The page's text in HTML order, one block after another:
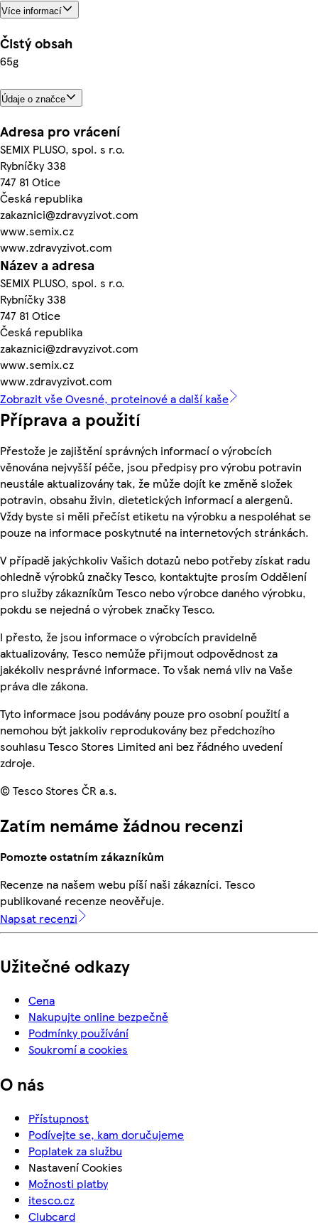
Více informací
Čistý obsah
65g
Údaje o značce
Adresa pro vrácení
SEMIX PLUSO, spol. s r.o.
Rybníčky 338
747 81 Otice
Česká republika
zakaznici@zdravyzivot.com
www.semix.cz
www.zdravyzivot.com
Název a adresa
SEMIX PLUSO, spol. s r.o.
Rybníčky 338
747 81 Otice
Česká republika
zakaznici@zdravyzivot.com
www.semix.cz
www.zdravyzivot.com
Zobrazit vše Ovesné, proteinové a další kaše
Příprava a použití
Přestože je zajištění správných informací o výrobcích
věnována nejvyšší péče, jsou předpisy pro výrobu potravin
neustále aktualizovány tak, že může dojít ke změně složek
potravin, obsahu živin, dietetických informací a alergenů.
Vždy byste si měli přečíst etiketu na výrobku a nespoléhat se
pouze na informace poskytnuté na internetových stránkách.
V případě jakýchkoliv Vašich dotazů nebo potřeby získat radu
ohledně výrobků značky Tesco, kontaktujte prosím Oddělení
pro služby zákazníkům Tesco nebo výrobce daného výrobku,
pokdu se nejedná o výrobek značky Tesco.
I přesto, že jsou informace o výrobcích pravidelně
aktualizovány, Tesco nemůže přijmout odpovědnost za
jakékoliv nesprávné informace. To však nemá vliv na Vaše
práva dle zákona.
Tyto informace jsou podávány pouze pro osobní použití a
nemohou být jakkoliv reprodukovány bez předchozího
souhlasu Tesco Stores Limited ani bez řádného uvedení
zdroje.
© Tesco Stores ČR a.s.
Zatím nemáme žádnou recenzi
Pomozte ostatním zákazníkům
Recenze na našem webu píší naši zákazníci. Tesco
publikované recenze neověřuje.
Napsat recenzi
Užitečné odkazy
Cena
Nakupujte online bezpečně
Podmínky používání
Soukromí a cookies
O nás
Přístupnost
Podívejte se, kam doručujeme
Poplatek za službu
Nastavení Cookies
Možnosti platby
itesco.cz
Clubcard